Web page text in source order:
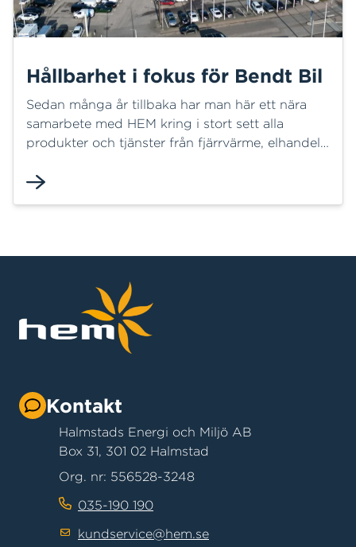
Hållbarhet i fokus för Bendt Bil
Sedan många år tillbaka har man här ett nära
samarbete med HEM kring i stort sett alla
produkter och tjänster från fjärrvärme, elhandel
senast 1000 paneler solceller på fastighetens
Kontakt
Halmstads Energi och Miljö AB
Box 31, 301 02 Halmstad
Org. nr: 556528-3248
035-190 190
kundservice@hem.se